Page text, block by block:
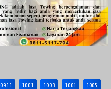
0911 1001 1003 1004 1005